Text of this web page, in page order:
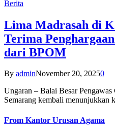
Berita
Lima Madrasah di
Terima
dari BPOM
By adminNovember 20, 20250
Ungaran – Balai Besar
Semarang kembali
From Kantor Urusan Agama